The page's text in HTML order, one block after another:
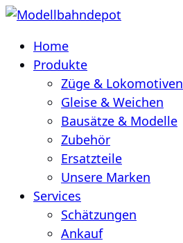
Home
Produkte
Züge & Lokomotiven
Gleise & Weichen
Bausätze & Modelle
Zubehör
Ersatzteile
Unsere Marken
Services
Schätzungen
Ankauf